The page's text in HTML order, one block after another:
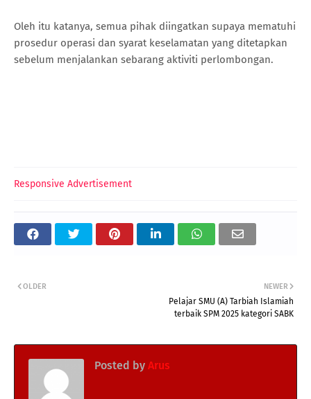
Oleh itu katanya, semua pihak diingatkan supaya mematuhi
prosedur operasi dan syarat keselamatan yang ditetapkan
sebelum menjalankan sebarang aktiviti perlombongan.
Responsive Advertisement
NEWER
Pelajar SMU (A) Tarbiah Islamiah
terbaik SPM 2025 kategori SABK
OLDER
Posted by Arus